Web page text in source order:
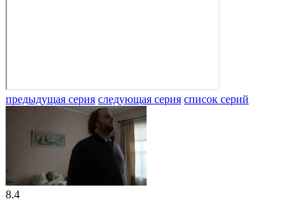
предыдущая серия следующая серия список серий
8.4